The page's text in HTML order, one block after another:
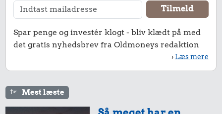
Spar penge og investér klogt - bliv klædt på med
det gratis nyhedsbrev fra Oldmoneys redaktion
› Læs mere
Mest læste